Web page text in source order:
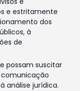
e estritamente
dos
à
de
possam suscitar
comunicação
análise jurídica.